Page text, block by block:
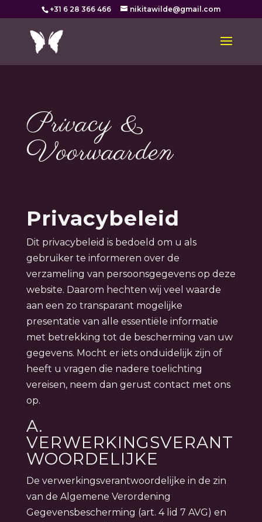
+31 6 28 366 466 nikitawilde@gmail.com
Privacy &
Voorwaarden
Privacybeleid
Dit privacybeleid is bedoeld om u als
gebruiker te informeren over de
verzameling van persoonsgegevens op deze
website. Daarom hechten wij veel waarde
aan een zo transparant mogelijke
presentatie van alle essentiële informatie
met betrekking tot de bescherming van uw
gegevens. Mocht er iets onduidelijk zijn of
heeft u vragen die nadere toelichting
vereisen, neem dan gerust contact met ons
op.
A.
VERWERKINGSVERANT
WOORDELIJKE
De verwerkingsverantwoordelijke in de zin
van de Algemene Verordening
Gegevensbescherming (art. 4 lid 7 AVG) en